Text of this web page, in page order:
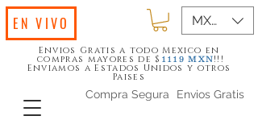
Envios Gratis
Compra Segura
Envios Gratis a todo Mexico en
compras mayores de $ 1119 MXN!!!
Enviamos a Estados Unidos y otros
Paises
MXN ($)
EN VIVO